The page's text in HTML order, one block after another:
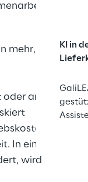
KI in
mehr,
an
In einem
wird